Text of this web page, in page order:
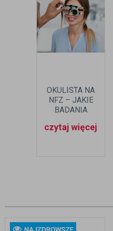
OKULISTA NA
NFZ – JAKIE
BADANIA
ZROBIĆ?
czytaj więcej